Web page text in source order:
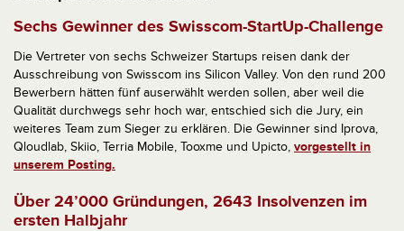
Sechs Gewinner des Swisscom-StartUp-Challenge
Die Vertreter von sechs Schweizer Startups reisen dank der
Ausschreibung von Swisscom ins Silicon Valley. Von den rund 200
Bewerbern hätten fünf auserwählt werden sollen, aber weil die
Qualität durchwegs sehr hoch war, entschied sich die Jury, ein
weiteres Team zum Sieger zu erklären. Die Gewinner sind Iprova,
Qloudlab, Skiio, Terria Mobile, Tooxme und Upicto, vorgestellt in
unserem Posting.
Über 24’000 Gründungen, 2643 Insolvenzen im
ersten Halbjahr